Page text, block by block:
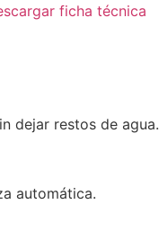
ficha técnica
dejar restos de agua.
automática.